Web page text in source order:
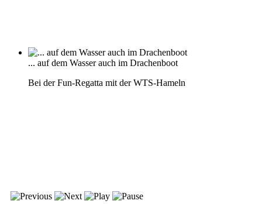
... auf dem Wasser auch im Drachenboot
Bei der Fun-Regatta mit der WTS-Hameln